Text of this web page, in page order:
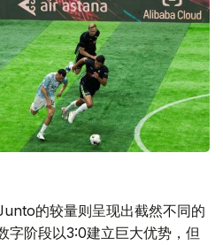
的较量则呈现出截然不同的
阶段以3:0建立巨大优势，但